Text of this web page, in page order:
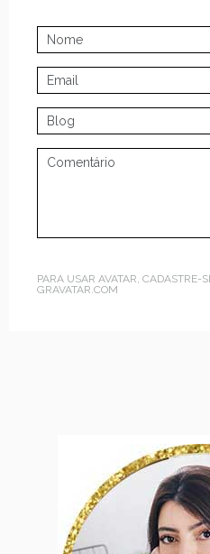
PARA USAR AVATAR, CADASTRE-
GRAVATAR.COM